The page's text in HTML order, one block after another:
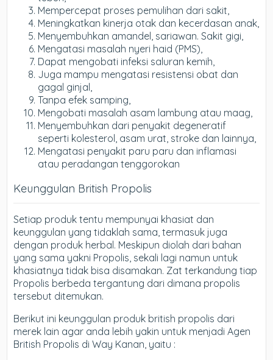
Mempercepat proses pemulihan dari sakit,
Meningkatkan kinerja otak dan kecerdasan anak,
Menyembuhkan amandel, sariawan. Sakit gigi,
Mengatasi masalah nyeri haid (PMS),
Dapat mengobati infeksi saluran kemih,
Juga mampu mengatasi resistensi obat dan
gagal ginjal,
Tanpa efek samping,
Mengobati masalah asam lambung atau maag,
Menyembuhkan dari penyakit degeneratif
seperti kolesterol, asam urat, stroke dan lainnya,
Mengatasi penyakit paru paru dan inflamasi
atau peradangan tenggorokan
Keunggulan British Propolis
Setiap produk tentu mempunyai khasiat dan
keunggulan yang tidaklah sama, termasuk juga
dengan produk herbal. Meskipun diolah dari bahan
yang sama yakni Propolis, sekali lagi namun untuk
khasiatnya tidak bisa disamakan. Zat terkandung tiap
Propolis berbeda tergantung dari dimana propolis
tersebut ditemukan.
Berikut ini keunggulan produk british propolis dari
merek lain agar anda lebih yakin untuk menjadi Agen
British Propolis di Way Kanan, yaitu :